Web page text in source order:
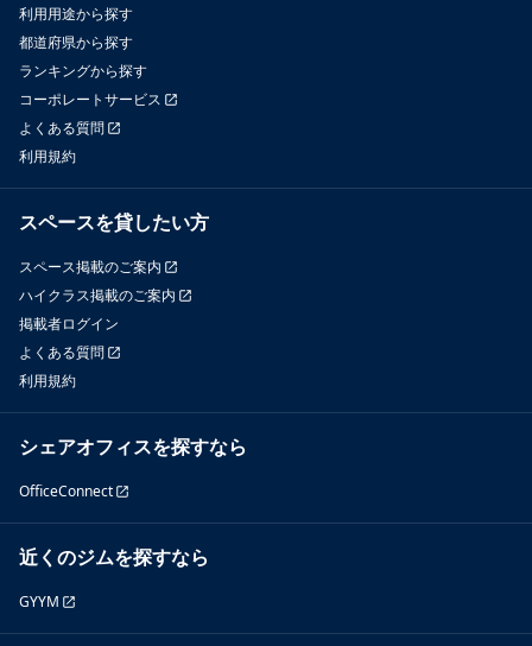
利用用途から探す
都道府県から探す
ランキングから探す
コーポレートサービス
よくある質問
利用規約
スペースを貸したい方
スペース掲載のご案内
ハイクラス掲載のご案内
掲載者ログイン
よくある質問
利用規約
シェアオフィスを探すなら
OfficeConnect
近くのジムを探すなら
GYYM